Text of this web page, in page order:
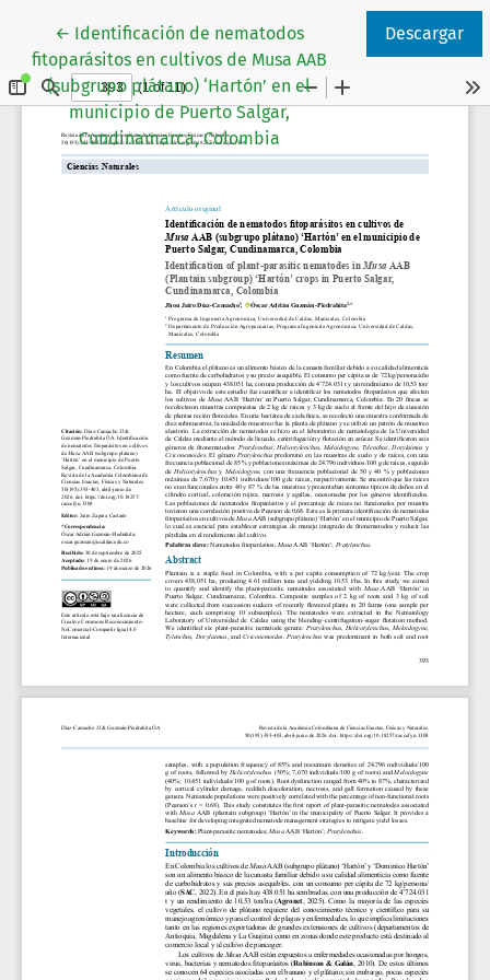
← Volver a los detalles del artículo
Identificación de nematodos
fitoparásitos en cultivos de Musa AAB
(subgrupo plátano) ‘Hartón’ en el
municipio de Puerto Salgar,
Cundinamarca, Colombia
Descargar